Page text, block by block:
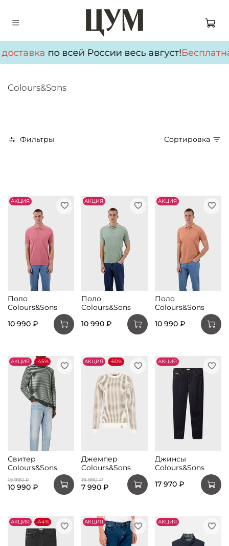
по всей России весь август!
Colours&Sons
Фильтры Сортировка
АKЦИЯ
Поло
Colours&Sons
10 990 ₽
АKЦИЯ
Поло
Colours&Sons
10 990 ₽
АKЦИЯ
Поло
Colours&Sons
10 990 ₽
АKЦИЯ -45%
Свитер
Colours&Sons
19 990 ₽
10 990 ₽
АKЦИЯ -60%
Джемпер
Colours&Sons
19 990 ₽
7 990 ₽
АKЦИЯ
Джинсы
Colours&Sons
17 970 ₽
АKЦИЯ -44% АKЦИЯ АKЦИЯ